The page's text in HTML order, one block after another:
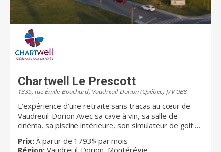
Chartwell Le Prescott
1335, rue Émile-Bouchard, Vaudreuil-Dorion (Québec) J7V 0B8
L’expérience d’une retraite sans tracas au cœur de
Vaudreuil-Dorion Avec sa cave à vin, sa salle de
cinéma, sa piscine intérieure, son simulateur de golf et
son café Internet, Chartwell Le Prescott donne autant
d’occasions aux résidents de socialiser entre eux que
Prix: À partir de 1793$ par mois
Région: Vaudreuil-Dorion, Montérégie